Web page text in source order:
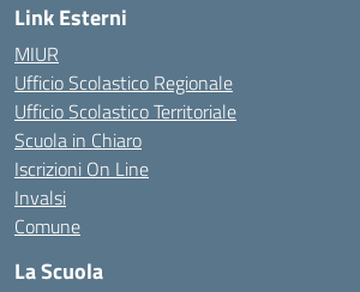
Link Esterni
MIUR
Ufficio Scolastico Regionale
Ufficio Scolastico Territoriale
Scuola in Chiaro
Iscrizioni On Line
Invalsi
Comune
La Scuola